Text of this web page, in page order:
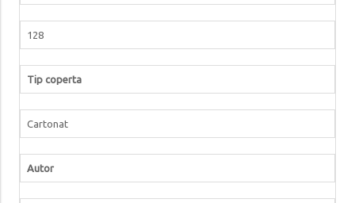
128
Tip coperta
Cartonat
Autor